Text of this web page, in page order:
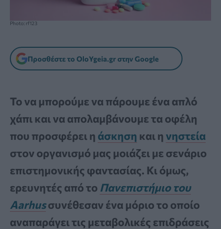
Photo: rf123
Προσθέστε το OloYgeia.gr στην Google
Το να μπορούμε να πάρουμε ένα απλό
χάπι και να απολαμβάνουμε τα οφέλη
που προσφέρει η άσκηση και ηνηστεία
στον οργανισμό μας μοιάζει με σενάριο
επιστημονικής φαντασίας. Κι όμως,
ερευνητές από το Πανεπιστήμιο του
Aarhusσυνέθεσαν ένα μόριο το οποίο
αναπαράγει τις μεταβολικές επιδράσεις